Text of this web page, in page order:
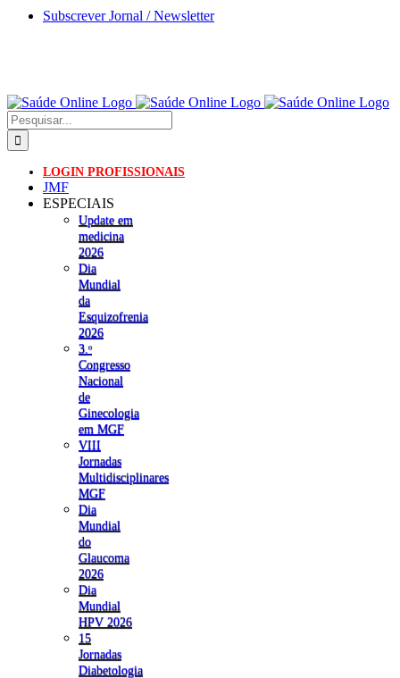
Skip
Subscrever Jornal / Newsletter
Pesquisar
LOGIN PROFISSIONAIS
JMF
ESPECIAIS
Update em
medicina
2026
Dia
Mundial
da
Esquizofrenia
2026
3.ᵒ
Congresso
Nacional
de
Ginecologia
em MGF
VIII
Jornadas
Multidisciplinares
MGF
Dia
Mundial
do
Glaucoma
2026
Dia
Mundial
HPV 2026
15
Jornadas
Diabetologia